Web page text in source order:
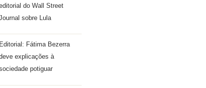
do Wall Street
sobre Lula
Editorial: Fátima Bezerra
explicações à
potiguar